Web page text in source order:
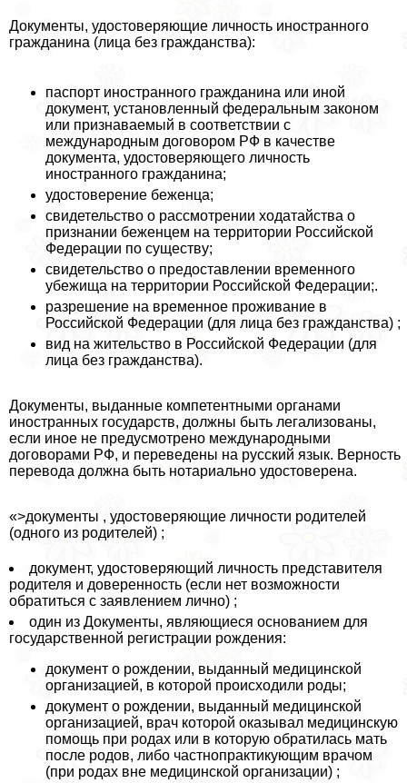
Документы, удостоверяющие личность иностранного
гражданина (лица без гражданства):
паспорт иностранного гражданина или иной
документ, установленный федеральным законом
или признаваемый в соответствии с
международным договором РФ в качестве
документа, удостоверяющего личность
иностранного гражданина;
удостоверение беженца;
свидетельство о рассмотрении ходатайства о
признании беженцем на территории Российской
Федерации по существу;
свидетельство о предоставлении временного
убежища на территории Российской Федерации;.
разрешение на временное проживание в
Российской Федерации (для лица без гражданства) ;
вид на жительство в Российской Федерации (для
лица без гражданства).
Документы, выданные компетентными органами
иностранных государств, должны быть легализованы,
если иное не предусмотрено международными
договорами РФ, и переведены на русский язык. Верность
перевода должна быть нотариально удостоверена.
«>документы , удостоверяющие личности родителей
(одного из родителей) ;
документ, удостоверяющий личность представителя
родителя и доверенность (если нет возможности
обратиться с заявлением лично) ;
один из Документы, являющиеся основанием для
государственной регистрации рождения:
документ о рождении, выданный медицинской
организацией, в которой происходили роды;
документ о рождении, выданный медицинской
организацией, врач которой оказывал медицинскую
помощь при родах или в которую обратилась мать
после родов, либо частнопpaктикующим врачом
(при родах вне медицинской организации) ;